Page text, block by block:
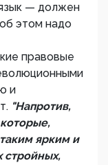
— должен
этом надо
правовые
и
"Напротив,
ярким и
стройных,